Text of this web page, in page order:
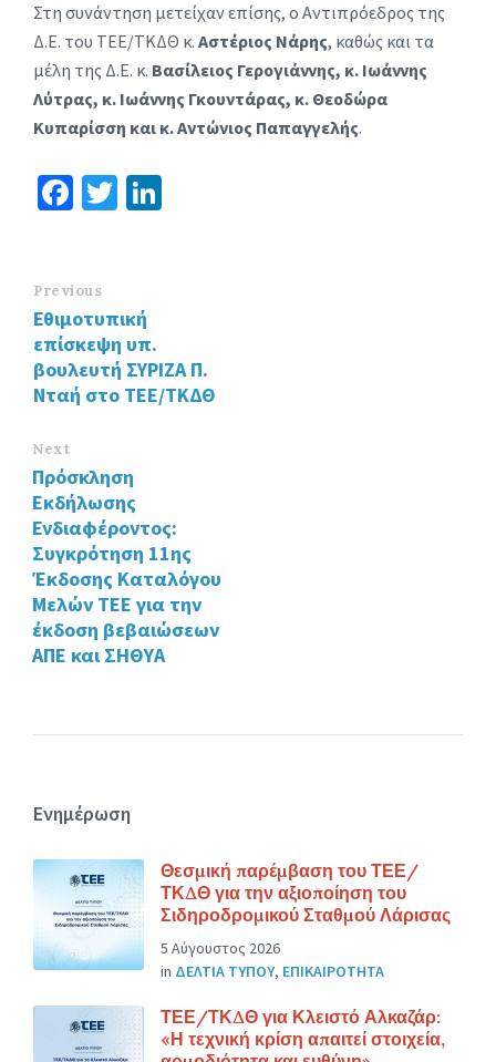
Στη συνάντηση μετείχαν επίσης, ο Αντιπρόεδρος της
Δ.Ε. του ΤΕΕ/ΤΚΔΘ κ. Αστέριος Νάρης, καθώς και τα
μέλη της Δ.Ε. κ. Βασίλειος Γερογιάννης, κ. Ιωάννης
Λύτρας, κ. Ιωάννης Γκουντάρας, κ. Θεοδώρα
Κυπαρίσση και κ. Αντώνιος Παπαγγελής.
Fa
o
o
k
T
er
Previous
Εθιμοτυπική
επίσκεψη υπ.
βουλευτή ΣΥΡΙΖΑ Π.
Νταή στο ΤΕΕ/ΤΚΔΘ
Next
Πρόσκληση
Εκδήλωσης
Ενδιαφέροντος:
Συγκρότηση 11ης
Έκδοσης Καταλόγου
Μελών ΤΕΕ για την
έκδοση βεβαιώσεων
ΑΠΕ και ΣΗΘΥΑ
Ενημέρωση
Θεσμική παρέμβαση του ΤΕΕ/
ΤΚΔΘ για την αξιοποίηση του
Σιδηροδρομικού Σταθμού Λάρισας
5 Αύγουστος 2026
in ΔΕΛΤΙΑ ΤΥΠΟΥ, ΕΠΙΚΑΙΡΟΤΗΤΑ
ΤΕΕ/ΤΚΔΘ για Κλειστό Αλκαζάρ:
«Η τεχνική κρίση απαιτεί στοιχεία,